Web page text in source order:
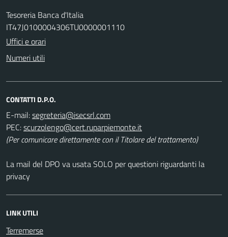
Tesoreria Banca d'Italia
IT47J0100004306TU0000001110
Uffici e orari
Numeri utili
CONTATTI D.P.O.
E-mail:
PEC:
(Per comunicare direttamente con il Titolare del trattamento)
La mail del DPO va usata SOLO per questioni riguardanti la
privacy
LINK UTILI
Terremerse